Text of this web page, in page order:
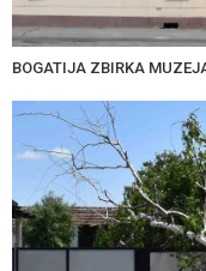
BOGATIJA ZBIRKA